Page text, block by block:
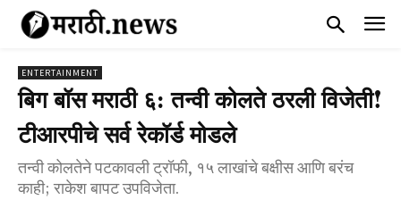
ENTERTAINMENT
बिग बॉस मराठी ६: तन्वी कोलते ठरली विजेती!
टीआरपीचे सर्व रेकॉर्ड मोडले
तन्वी कोलतेने पटकावली ट्रॉफी, १५ लाखांचे बक्षीस आणि बरंच
काही; राकेश बापट उपविजेता.